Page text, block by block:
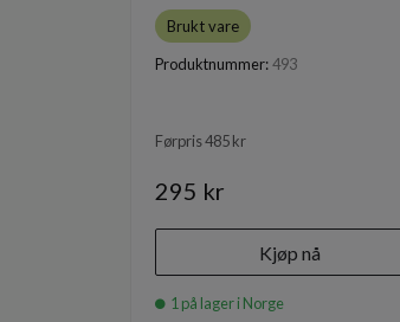
Brukt vare
Produktnummer:493
Førpris 485 kr
295 kr
Kjøp nå
1 på lager i Norge